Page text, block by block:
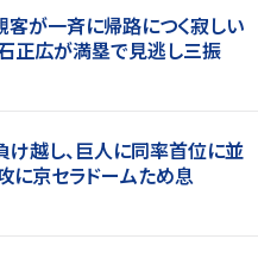
客が一斉に帰路につく寂しい
正広が満塁で見逃し三振
け越し、巨人に同率首位に並
京セラドームため息